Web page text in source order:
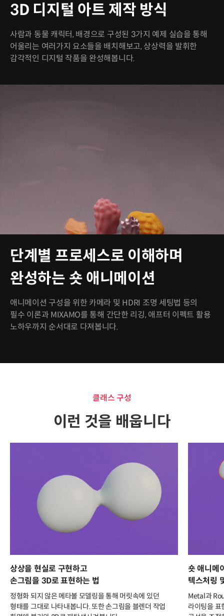
3D 디지털 아트 제작 방식
사람과 동물 캐릭터, 배경으로 구성된 3가지 예제 실습을 통해
어울리는 여러가지 요소들을 배치해보고, 상상력을 발휘한
감각적인 디지털 작품을 완성해봅니다.
단계별 프로세스로 이해하며
완성하는 숏 애니메이션
애니메이션 구성을 위한 카메라 및 HDRI 조명 세팅법 등의
필수 이론과 MIXAMO를 통해 간단한 리깅, 애프터 이펙트 활용
노하우까지 순서대로 다져봅니다.
클래스 구성
이런 것을 배웁니다
상상을 현실로 구현하고
손그림을 3D로 표현하는 법
정형화 되지 않은 메타볼 모델링을 통해 머릿속에 있던
형태를 그대로 나타내봅니다. 또한 손그림을 블렌더 작업
숏 애니메
텍스처링
Metal과
라이팅을 표